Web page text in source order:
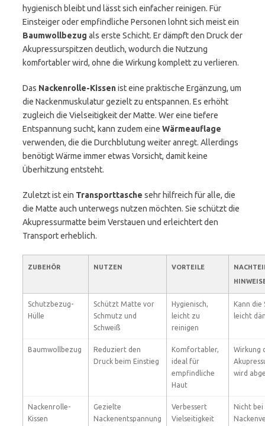
hygienisch bleibt und lässt sich einfacher reinigen. Für
Einsteiger oder empfindliche Personen lohnt sich meist ein
Baumwollbezug als erste Schicht. Er dämpft den Druck der
Akupressurspitzen deutlich, wodurch die Nutzung
komfortabler wird, ohne die Wirkung komplett zu verlieren.
Das Nackenrolle-Kissenist eine praktische Ergänzung, um
die Nackenmuskulatur gezielt zu entspannen. Es erhöht
zugleich die Vielseitigkeit der Matte. Wer eine tiefere
Entspannung sucht, kann zudem eine Wärmeauflage
verwenden, die die Durchblutung weiter anregt. Allerdings
benötigt Wärme immer etwas Vorsicht, damit keine
Überhitzung entsteht.
Zuletzt ist ein Transporttasche sehr hilfreich für alle, die
die Matte auch unterwegs nutzen möchten. Sie schützt die
Akupressurmatte beim Verstauen und erleichtert den
Transport erheblich.
ZUBEHÖR NUTZEN VORTEILE
Schutzbezug-
Hülle
Schützt Matte vor
Schmutz und
Schweiß
Hygienisch,
leicht zu
reinigen
Kann die
leicht
Baumwollbezug
Reduziert den
Druck beim Einstieg
Komfortabler,
ideal für
empfindliche
Haut
Wirkung
wird
Nackenrolle-
Kissen
Gezielte
Nackenentspannung
Verbessert
Vielseitigkeit
Nicht bei